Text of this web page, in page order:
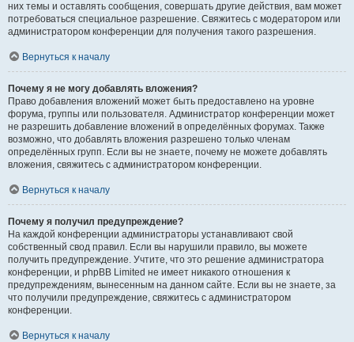
них темы и оставлять сообщения, совершать другие действия, вам может
потребоваться специальное разрешение. Свяжитесь с модератором или
администратором конференции для получения такого разрешения.
Вернуться к началу
Почему я не могу добавлять вложения?
Право добавления вложений может быть предоставлено на уровне
форума, группы или пользователя. Администратор конференции может
не разрешить добавление вложений в определённых форумах. Также
возможно, что добавлять вложения разрешено только членам
определённых групп. Если вы не знаете, почему не можете добавлять
вложения, свяжитесь с администратором конференции.
Вернуться к началу
Почему я получил предупреждение?
На каждой конференции администраторы устанавливают свой
собственный свод правил. Если вы нарушили правило, вы можете
получить предупреждение. Учтите, что это решение администратора
конференции, и phpBB Limited не имеет никакого отношения к
предупреждениям, вынесенным на данном сайте. Если вы не знаете, за
что получили предупреждение, свяжитесь с администратором
конференции.
Вернуться к началу